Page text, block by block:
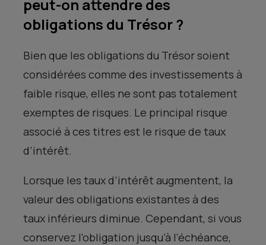
peut-on attendre des
obligations du Trésor ?
Bien que les obligations du Trésor soient
considérées comme des investissements à
faible risque, elles ne sont pas totalement
exemptes de risques. Le principal risque
associé à ces titres est le risque de taux
d’intérêt.
Lorsque les taux d’intérêt augmentent, la
valeur des obligations existantes à des
taux inférieurs diminue. Cependant, si vous
conservez l’obligation jusqu’à l’échéance,